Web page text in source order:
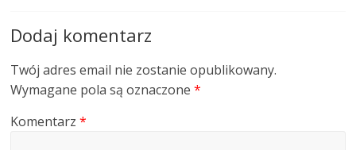
Dodaj komentarz
Twój adres email nie zostanie opublikowany.
Wymagane pola są oznaczone*
Komentarz*